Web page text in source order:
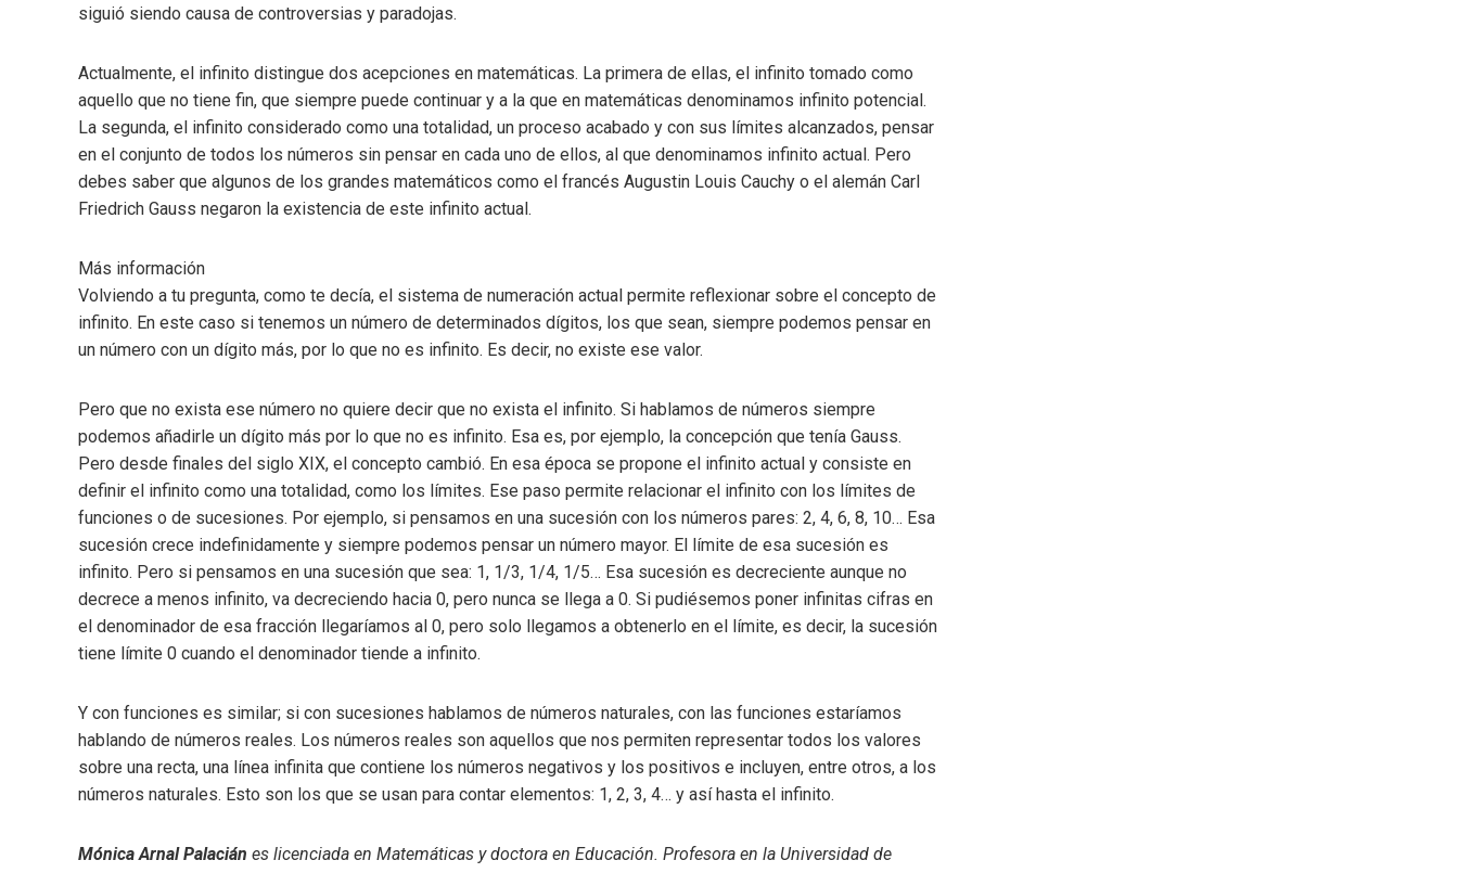
siguió siendo causa de controversias y paradojas.
Actualmente, el infinito distingue dos acepciones en matemáticas. La primera de ellas, el infinito tomado como
aquello que no tiene fin, que siempre puede continuar y a la que en matemáticas denominamos infinito potencial.
La segunda, el infinito considerado como una totalidad, un proceso acabado y con sus límites alcanzados, pensar
en el conjunto de todos los números sin pensar en cada uno de ellos, al que denominamos infinito actual. Pero
debes saber que algunos de los grandes matemáticos como el francés Augustin Louis Cauchy o el alemán Carl
Friedrich Gauss negaron la existencia de este infinito actual.
Más información
Volviendo a tu pregunta, como te decía, el sistema de numeración actual permite reflexionar sobre el concepto de
infinito. En este caso si tenemos un número de determinados dígitos, los que sean, siempre podemos pensar en
un número con un dígito más, por lo que no es infinito. Es decir, no existe ese valor.
Pero que no exista ese número no quiere decir que no exista el infinito. Si hablamos de números siempre
podemos añadirle un dígito más por lo que no es infinito. Esa es, por ejemplo, la concepción que tenía Gauss.
Pero desde finales del siglo XIX, el concepto cambió. En esa época se propone el infinito actual y consiste en
definir el infinito como una totalidad, como los límites. Ese paso permite relacionar el infinito con los límites de
funciones o de sucesiones. Por ejemplo, si pensamos en una sucesión con los números pares: 2, 4, 6, 8, 10… Esa
sucesión crece indefinidamente y siempre podemos pensar un número mayor. El límite de esa sucesión es
infinito. Pero si pensamos en una sucesión que sea: 1, 1/3, 1/4, 1/5… Esa sucesión es decreciente aunque no
decrece a menos infinito, va decreciendo hacia 0, pero nunca se llega a 0. Si pudiésemos poner infinitas cifras en
el denominador de esa fracción llegaríamos al 0, pero solo llegamos a obtenerlo en el límite, es decir, la sucesión
tiene límite 0 cuando el denominador tiende a infinito.
Y con funciones es similar; si con sucesiones hablamos de números naturales, con las funciones estaríamos
hablando de números reales. Los números reales son aquellos que nos permiten representar todos los valores
sobre una recta, una línea infinita que contiene los números negativos y los positivos e incluyen, entre otros, a los
números naturales. Esto son los que se usan para contar elementos: 1, 2, 3, 4… y así hasta el infinito.
Mónica Arnal Palacián es licenciada en Matemáticas y doctora en Educación. Profesora en la Universidad de